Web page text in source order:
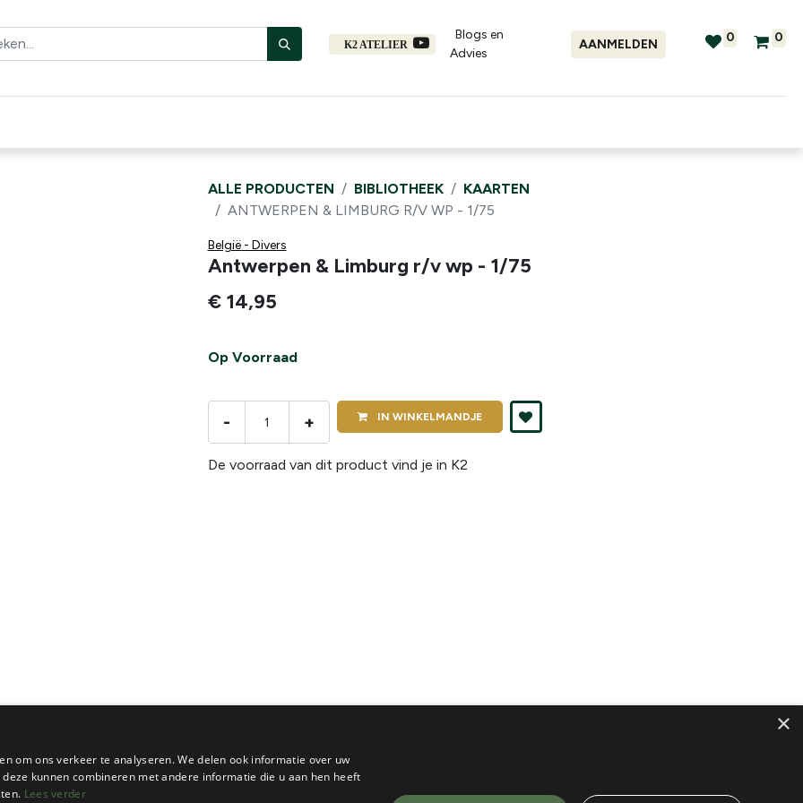
K2 ATELIER
Blogs en
Advies​
AANMELDEN 0 0
ALLE PRODUCTEN BIBLIOTHEEK
KAARTEN
ANTWERPEN & LIMBURG R/V WP - 1/75
België - Divers
Antwerpen & Limburg r/v wp - 1/75
€ 14,95
Op Voorraad
- + IN WINKELMANDJE
De voorraad van dit product vind je in K2
×
om ons verkeer te analyseren. We delen ook informatie over uw
kunnen combineren met andere informatie die u aan hen heeft
Lees verder